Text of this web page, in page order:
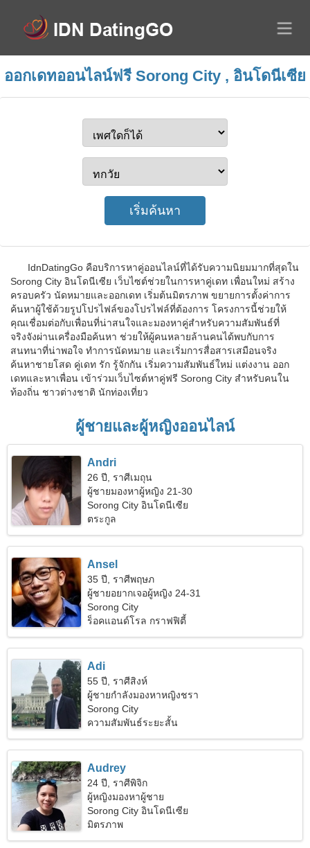
ออกเดทออนไลน์ฟรี Sorong City , อินโดนีเซีย
IdnDatingGo คือบริการหาคู่ออนไลน์ที่ได้รับความนิยมมากที่สุดใน
Sorong City อินโดนีเซีย เว็บไซต์ช่วยในการหาคู่เดท เพื่อนใหม่ สร้าง
ครอบครัว นัดหมายและออกเดท เริ่มต้นมิตรภาพ ขยายการตั้งค่าการ
ค้นหาผู้ใช้ด้วยรูปโปรไฟล์ของโปรไฟล์ที่ต้องการ โครงการนี้ช่วยให้
คุณเชื่อมต่อกับเพื่อนที่น่าสนใจและมองหาคู่สำหรับความสัมพันธ์ที่
จริงจังผ่านเครื่องมือค้นหา ช่วยให้ผู้คนหลายล้านคนได้พบกับการ
สนทนาที่น่าพอใจ ทำการนัดหมาย และเริ่มการสื่อสารเสมือนจริง
ค้นหาชายโสด คู่เดท รัก รู้จักกัน เริ่มความสัมพันธ์ใหม่ แต่งงาน ออก
เดทและหาเพื่อน เข้าร่วมเว็บไซต์หาคู่ฟรี Sorong City สำหรับคนใน
ท้องถิ่น ชาวต่างชาติ นักท่องเที่ยว
ผู้ชายและผู้หญิงออนไลน์
Andri
26 ปี, ราศีเมถุน
ผู้ชายมองหาผู้หญิง 21-30
Sorong City อินโดนีเซีย
ตระกูล
Ansel
35 ปี, ราศีพฤษภ
ผู้ชายอยากเจอผู้หญิง 24-31
Sorong City
ร็อคแอนด์โรล กราฟฟิตี้
Adi
55 ปี, ราศีสิงห์
ผู้ชายกำลังมองหาหญิงชรา
Sorong City
ความสัมพันธ์ระยะสั้น
Audrey
24 ปี, ราศีพิจิก
ผู้หญิงมองหาผู้ชาย
Sorong City อินโดนีเซีย
มิตรภาพ